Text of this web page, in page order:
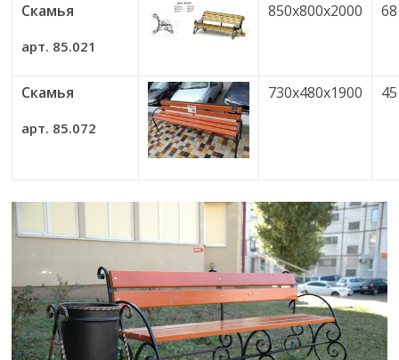
Скамья
арт. 85.021
850х800х2000 68
Скамья
арт. 85.072
730х480х1900 45